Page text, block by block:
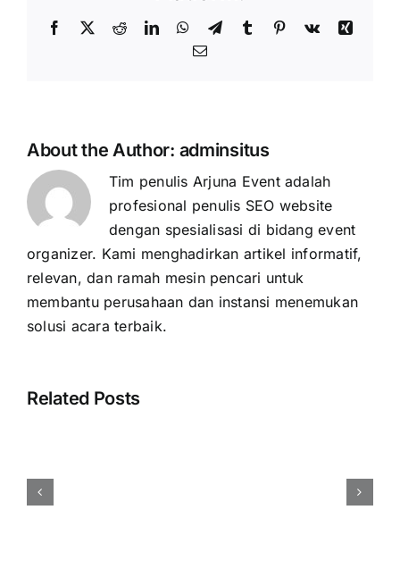
Facebook
X RedditLinkedInWhatsApp
TelegramTumblr Pinterest
Vk
Xing
Email
About the Author: adminsitus
Tim penulis Arjuna Event adalah
profesional penulis SEO website
dengan spesialisasi di bidang event
organizer. Kami menghadirkan artikel informatif,
relevan, dan ramah mesin pencari untuk
membantu perusahaan dan instansi menemukan
solusi acara terbaik.
Related Posts